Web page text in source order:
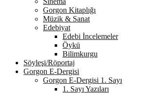
Gorgon Kitaplığı
Müzik & Sanat
Edebiyat
Edebi İncelemeler
Öykü
Bilimkurgu
Söyleşi/Röportaj
Gorgon E-Dergisi
Gorgon E-Dergisi 1. Sayı
1. Sayı Yazıları